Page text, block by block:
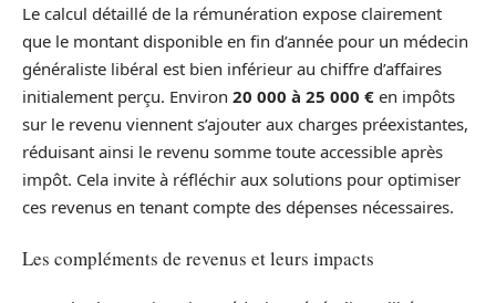
Le calcul détaillé de la rémunération expose clairement
que le montant disponible en fin d’année pour un médecin
généraliste libéral est bien inférieur au chiffre d’affaires
initialement perçu. Environ 20 000 à 25 000 € en impôts
sur le revenu viennent s’ajouter aux charges préexistantes,
réduisant ainsi le revenu somme toute accessible après
impôt. Cela invite à réfléchir aux solutions pour optimiser
ces revenus en tenant compte des dépenses nécessaires.
Les compléments de revenus et leurs impacts